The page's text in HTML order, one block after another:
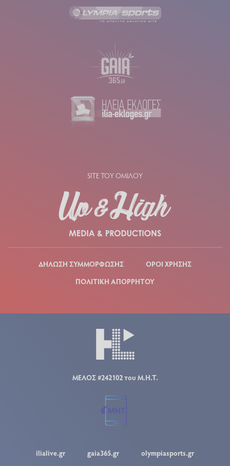
SITE ΤΟΥ ΟΜΙΛΟΥ
ΔΗΛΩΣΗ ΣΥΜΜΟΡΦΩΣΗΣ
ΟΡΟΙ ΧΡΗΣΗΣ
ΠΟΛΙΤΙΚΗ ΑΠΟΡΡΗΤΟΥ
ΜΕΛΟΣ #242102 του Μ.Η.Τ.
ilialive.gr gaia365.gr
olympiasports.gr